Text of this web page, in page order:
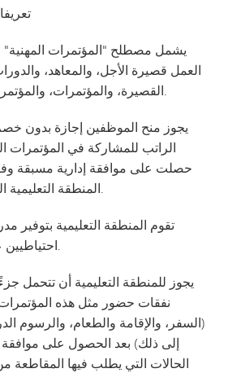
3.1
العمل قصيرة الأجل، والمعاهد،
القصيرة، والمؤتمرات، والمؤتمرات الدولية.
الراتب للمشاركة في المؤتمرات
حصلت على موافقة إدارية مسبقة
المنطقة التعليمية المعمول بها.
احتياطيين عند الحاجة.
نفقات حضور مثل هذه
(السفر، والإقامة والطعام، والرسوم
إلى ذلك) بعد الحصول على موافقة
الحالات التي يطلب فيها